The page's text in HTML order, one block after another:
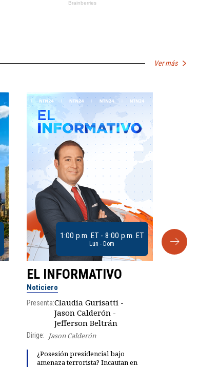
Ver más
1:00 p.m. ET - 8:00 p.m. ET
Lun - Dom
EL INFORMATIVO
Noticiero
Presenta:Claudia Gurisatti -
Jason Calderón -
Jefferson Beltrán
Dirige:
Jason Calderón
¿Posesión presidencial bajo
amenaza terrorista? Incautan en